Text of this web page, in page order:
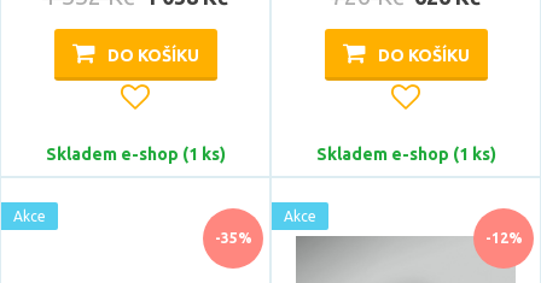
DO KOŠÍKU
Skladem e-shop (1 ks)
DO KOŠÍKU
Skladem e-shop (1 ks)
-35%
Akce
-12%
Akce